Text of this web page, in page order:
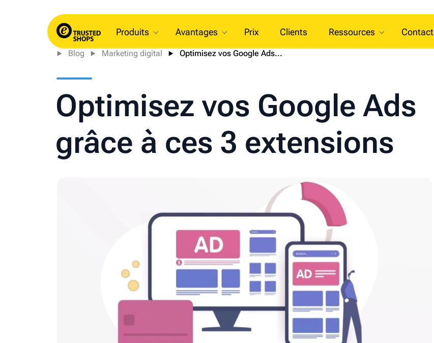
Produits Avantages Prix Clients Ressources Contact
Blog Marketing digital Optimisez vos Google Ads...
Optimisez vos Google Ads
grâce à ces 3 extensions